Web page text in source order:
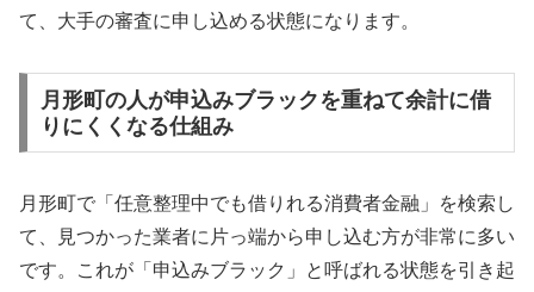
て、大手の審査に申し込める状態になります。
月形町の人が申込みブラックを重ねて余計に借
りにくくなる仕組み
月形町で「任意整理中でも借りれる消費者金融」を検索し
て、見つかった業者に片っ端から申し込む方が非常に多い
です。これが「申込みブラック」と呼ばれる状態を引き起